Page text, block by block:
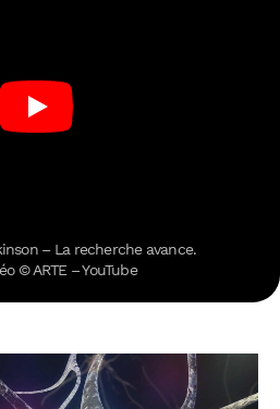
– La recherche avance.
© ARTE – YouTube